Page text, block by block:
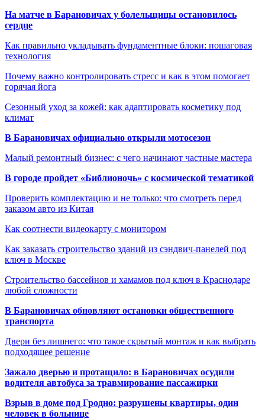
На матче в Барановичах у болельщицы остановилось
сердце
Как правильно укладывать фундаментные блоки: пошаговая
технология
Почему важно контролировать стресс и как в этом помогает
горячая йога
Сезонный уход за кожей: как адаптировать косметику под
климат
В Барановичах официально открыли мотосезон
Малый ремонтный бизнес: с чего начинают частные мастера
В городе пройдет «Библионочь» с космической тематикой
Проверить комплектацию и не только: что смотреть перед
заказом авто из Китая
Как соотнести видеокарту с монитором
Как заказать строительство зданий из сэндвич-панелей под
ключ в Москве
Строительство бассейнов и хамамов под ключ в Краснодаре
любой сложности
В Барановичах обновляют остановки общественного
транспорта
Двери без лишнего: что такое скрытый монтаж и как выбрать
подходящее решение
Зажало дверью и протащило: в Барановичах осудили
водителя автобуса за травмирование пассажирки
Взрыв в доме под Гродно: разрушены квартиры, один
человек в больнице